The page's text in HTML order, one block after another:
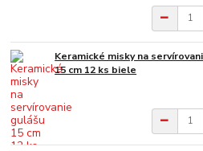
Keramické misky na
15 cm 12 ks biele